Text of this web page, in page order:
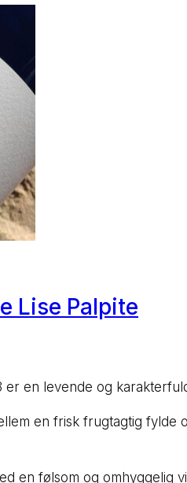
Lise Palpite
er en levende og
en frisk frugtagtig fylde
en følsom og